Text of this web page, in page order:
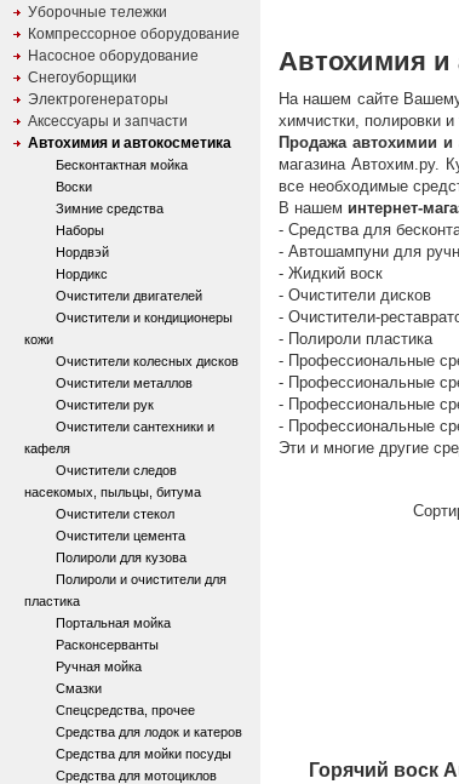
Уборочные тележки
Компрессорное оборудование
Насосное оборудование
Снегоуборщики
Электрогенераторы
Аксессуары и запчасти
Автохимия и автокосметика
Бесконтактная мойка
Воски
Зимние средства
Наборы
Нордвэй
Нордикс
Очистители двигателей
Очистители и кондиционеры
кожи
Очистители колесных дисков
Очистители металлов
Очистители рук
Очистители сантехники и
кафеля
Очистители следов
насекомых, пыльцы, битума
Очистители стекол
Очистители цемента
Полироли для кузова
Полироли и очистители для
пластика
Портальная мойка
Расконсерванты
Ручная мойка
Смазки
Спецсредства, прочее
Средства для лодок и катеров
Средства для мойки посуды
Средства для мотоциклов
Автохимия и
На нашем сайте
химчистки, полировки и
Продажа автохимии и
магазина Автохим.ру.
все необходимые
В нашем интернет-
- Средства для
- Автошампуни для
- Жидкий воск
- Очистители дисков
- Очистители-
- Полироли пластика
- Профессиональные
- Профессиональные
- Профессиональные
- Профессиональные
Эти и многие другие
Горячий воск